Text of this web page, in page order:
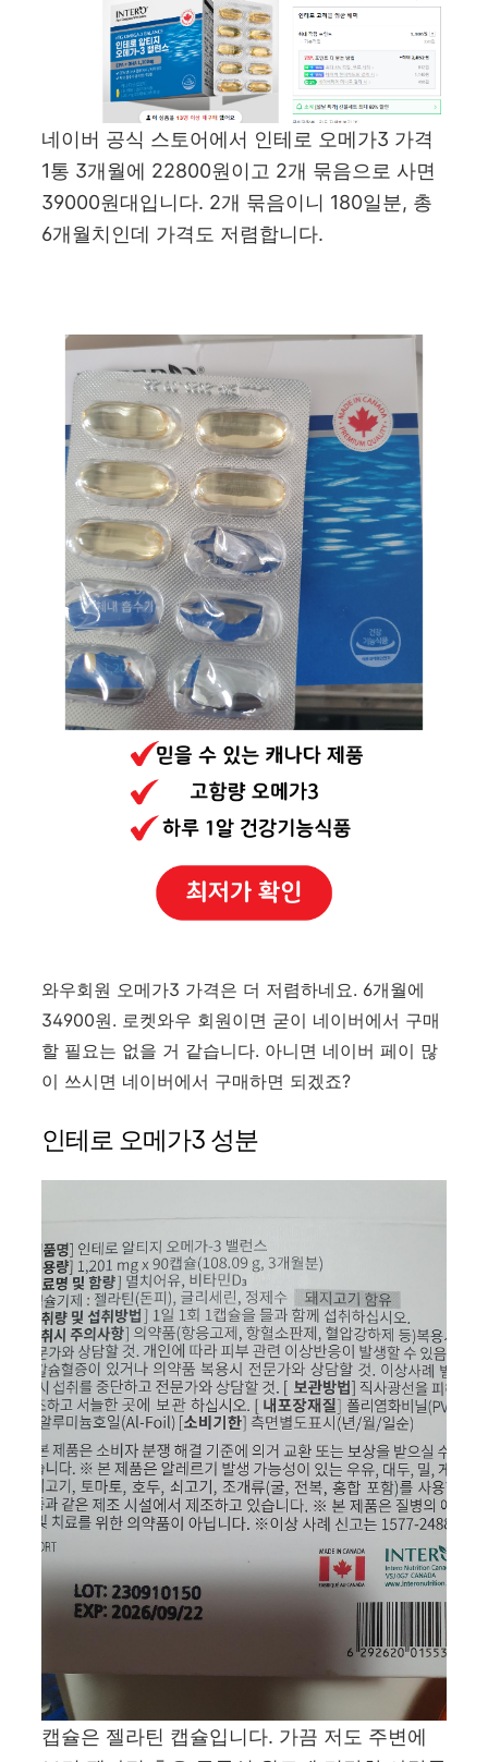
네이버 공식 스토어에서 인테로 오메가3 가격
1통 3개월에 22800원이고 2개 묶음으로 사면
39000원대입니다. 2개 묶음이니 180일분, 총
6개월치인데 가격도 저렴합니다.
와우회원 오메가3 가격은 더 저렴하네요. 6개월에
34900원. 로켓와우 회원이면 굳이 네이버에서 구매
할 필요는 없을 거 같습니다. 아니면 네이버 페이 많
이 쓰시면 네이버에서 구매하면 되겠죠?
인테로 오메가3 성분
캡슐은 젤라틴 캡슐입니다. 가끔 저도 주변에